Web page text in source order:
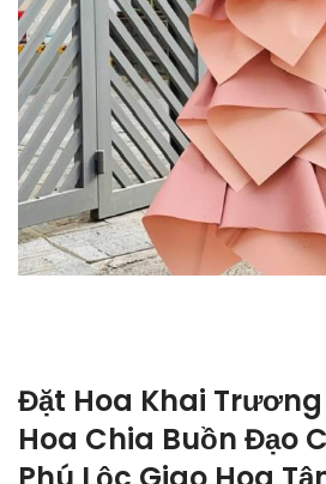
Đặt Hoa Khai
Hoa Chia Buồn Đạo